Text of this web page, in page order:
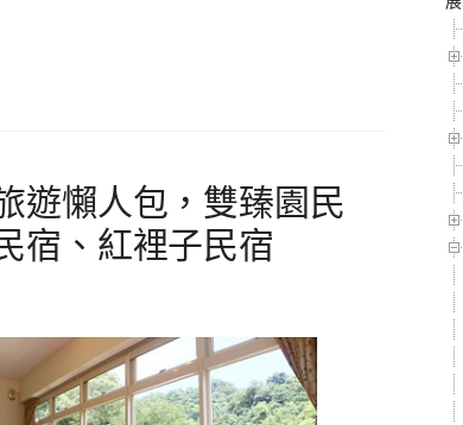
遊懶人包，雙臻園民
宿、紅裡子民宿